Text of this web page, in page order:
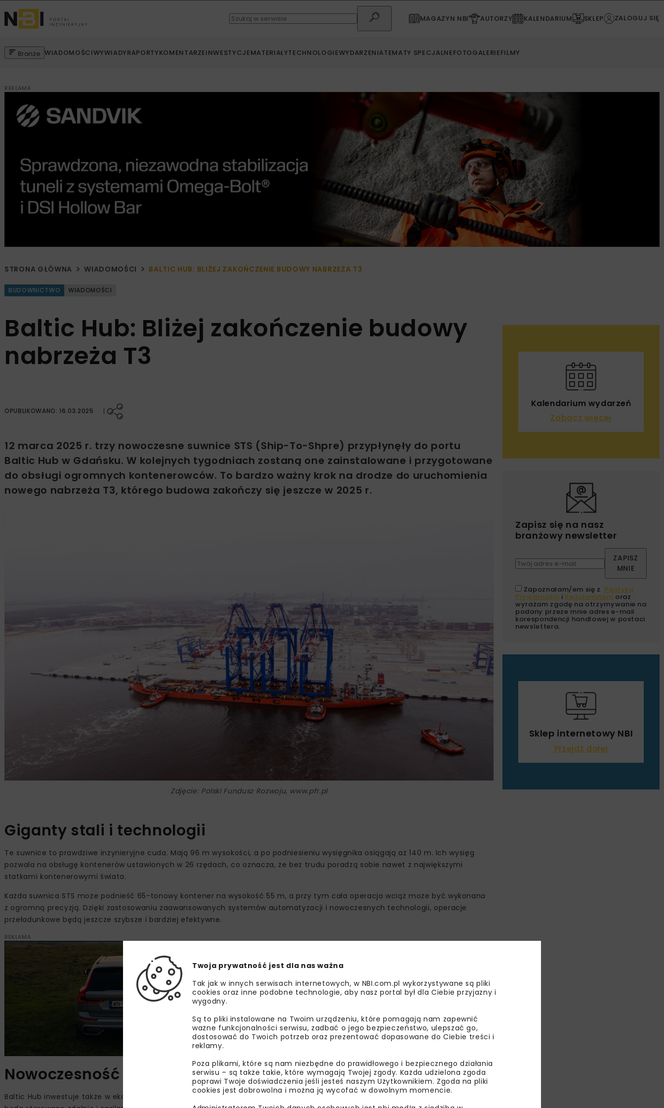
MAGAZYN NBI AUTORZY KALENDARIUM SKLEP ZALOGUJ SIĘ
Branże WIADOMOŚCIWYWIADYRAPORTYKOMENTARZEINWESTYCJEMATERIAŁYTECHNOLOGIEWYDARZENIATEMATY SPECJALNEFOTOGALERIEFILMY
REKLAMA
STRONA GŁÓWNA WIADOMOŚCI BALTIC HUB: BLIŻEJ ZAKOŃCZENIE BUDOWY NABRZEŻA T3
BUDOWNICTWO WIADOMOŚCI
Baltic Hub: Bliżej zakończenie budowy
nabrzeża T3
OPUBLIKOWANO: 16.03.2025
12 marca 2025 r. trzy nowoczesne suwnice STS (Ship-To-Shpre) przypłynęły do portu
Baltic Hub w Gdańsku. W kolejnych tygodniach zostaną one zainstalowane i przygotowane
do obsługi ogromnych kontenerowców. To bardzo ważny krok na drodze do uruchomienia
nowego nabrzeża T3, którego budowa zakończy się jeszcze w 2025 r.
Zdjęcie: Polski Fundusz Rozwoju, www.pfr.pl
Giganty stali i technologii
Te suwnice to prawdziwe inżynieryjne cuda. Mają 96 m wysokości, a po podniesieniu wysięgnika osiągają aż 140 m. Ich wysięg
pozwala na obsługę kontenerów ustawionych w 26 rzędach, co oznacza, że bez trudu poradzą sobie nawet z największymi
statkami kontenerowymi świata.
Każda suwnica STS może podnieść 65-tonowy kontener na wysokość 55 m, a przy tym cała operacja wciąż może być wykonana
z ogromną precyzją. Dzięki zastosowaniu zaawansowanych systemów automatyzacji i nowoczesnych technologii, operacje
przeładunkowe będą jeszcze szybsze i bardziej efektywne.
REKLAMA
Nowoczesność i ekologia w jednym
Baltic Hub inwestuje także w ekologiczną automatyzację. Na nabrzeżu T3 pojawi się także 20 automatycznych suwnic aRMG, które
Kalendarium wydarzeń
Zobacz więcej
Zapisz się na nasz
branżowy newsletter
ZAPISZ
MNIE
Zapoznałam/em się z Polityką
Prywatności i Regulaminem oraz
wyrażam zgodę na otrzymywanie na
podany przeze mnie adres e-mail
korespondencji handlowej w postaci
newslettera.
Sklep internetowy NBI
Przejdź dalej
Twoja prywatność jest dla nas ważna
Tak jak w innych serwisach internetowych, w NBI.com.pl wykorzystywane są pliki
cookies oraz inne podobne technologie, aby nasz portal był dla Ciebie przyjazny i
wygodny.
Są to pliki instalowane na Twoim urządzeniu, które pomagają nam zapewnić
ważne funkcjonalności serwisu, zadbać o jego bezpieczeństwo, ulepszać go,
dostosować do Twoich potrzeb oraz prezentować dopasowane do Ciebie treści i
reklamy.
Poza plikami, które są nam niezbędne do prawidłowego i bezpiecznego działania
serwisu – są także takie, które wymagają Twojej zgody. Każda udzielona zgoda
poprawi Twoje doświadczenia jeśli jesteś naszym Użytkownikiem. Zgoda na pliki
cookies jest dobrowolna i można ją wycofać w dowolnym momencie.